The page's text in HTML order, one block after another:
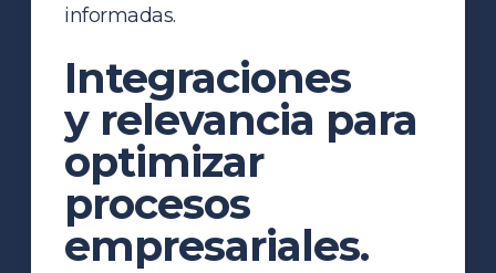
informadas.
Integraciones
y relevancia para
optimizar
procesos
empresariales.